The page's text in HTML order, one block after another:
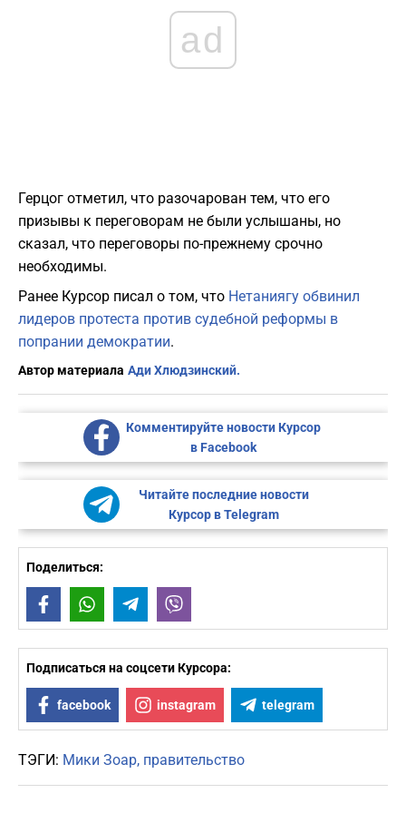
ad
Герцог отметил, что разочарован тем, что его
призывы к переговорам не были услышаны, но
сказал, что переговоры по-прежнему срочно
необходимы.
Ранее Курсор писал о том, что Нетаниягу обвинил
лидеров протеста против судебной реформы в
попрании демократии.
Автор материала Ади Хлюдзинский.
Комментируйте новости Курсор
в Facebook
Читайте последние новости
Курсор в Telegram
Поделиться:
FacebookWhatsAppTelegram
Подписаться на соцсети Курсора:
facebook instagram telegram
ТЭГИ: Мики Зоар правительство